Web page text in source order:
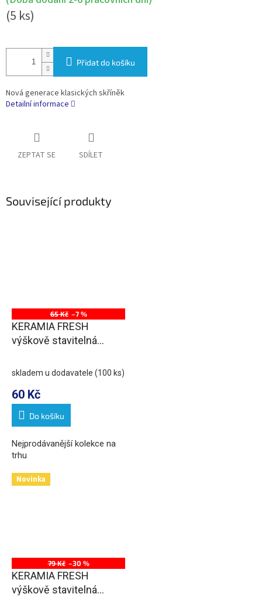
(5 ks)
Přidat do košíku
Nová generace klasických skříněk
Detailní informace
ZEPTAT SE SDÍLET
Související produkty
65 Kč –7 %
KERAMIA FRESH
výškově stavitelná
110mm, chrom
skladem u dodavatele (100 ks)
60 Kč
Do košíku
Nejprodávanější kolekce na
trhu
Novinka
79 Kč –30 %
KERAMIA FRESH
výškově stavitelná